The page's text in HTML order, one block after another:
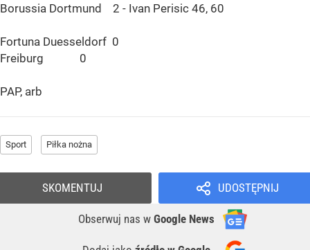
Borussia Dortmund 2 - Ivan Perisic 46, 60
Fortuna Duesseldorf 0
Freiburg 0
PAP, arb
Sport Piłka nożna
UDOSTĘPNIJ
Obserwuj nas w Google News
SKOMENTUJ